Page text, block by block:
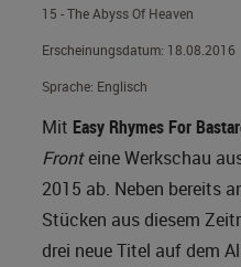
15 - The Abyss Of Heaven
Erscheinungsdatum: 18.08.2016
Sprache: Englisch
Mit Easy Rhymes For
Fronteine Werkschau
2015 ab. Neben bereits
Stücken aus diesem
drei neue Titel auf dem